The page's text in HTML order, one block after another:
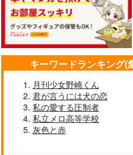
PurpleAsh
770円（税込）
七海千秋
サンプル
PurpleAsh
110円（税
壱百満天原
サ
キーワードランキング
月刊少女野崎くん
君が言うには犬の恋
私の愛する圧制者
私立メロ高等学校
灰色と赤